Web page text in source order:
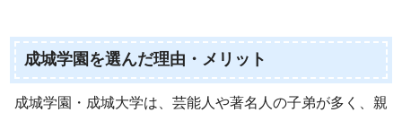
成城学園を選んだ理由・メリット
成城学園・成城大学は、芸能人や著名人の子弟が多く、親